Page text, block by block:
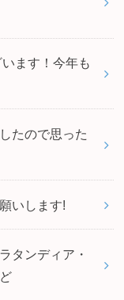
ます！今年も
たので思った
いします!
タンディア・